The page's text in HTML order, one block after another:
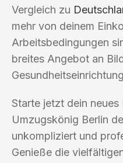
Vergleich zu
mehr von deinem
Arbeitsbedingungen
breites Angebot an
Starte jetzt dein
Umzugskönig Berlin
unkompliziert und
Genieße die